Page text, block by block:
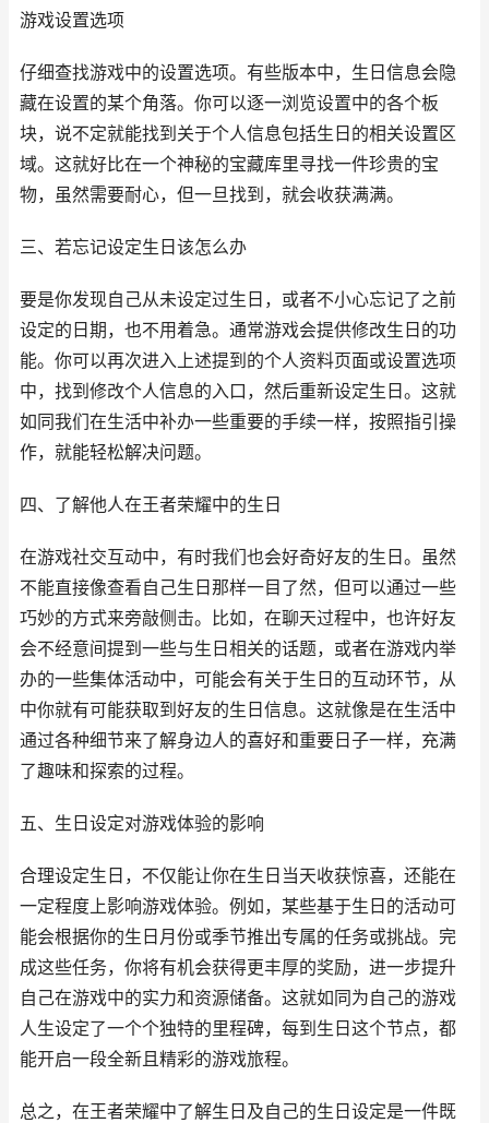
游戏设置选项
仔细查找游戏中的设置选项。有些版本中，生日信息会隐
藏在设置的某个角落。你可以逐一浏览设置中的各个板
块，说不定就能找到关于个人信息包括生日的相关设置区
域。这就好比在一个神秘的宝藏库里寻找一件珍贵的宝
物，虽然需要耐心，但一旦找到，就会收获满满。
三、若忘记设定生日该怎么办
要是你发现自己从未设定过生日，或者不小心忘记了之前
设定的日期，也不用着急。通常游戏会提供修改生日的功
能。你可以再次进入上述提到的个人资料页面或设置选项
中，找到修改个人信息的入口，然后重新设定生日。这就
如同我们在生活中补办一些重要的手续一样，按照指引操
作，就能轻松解决问题。
四、了解他人在王者荣耀中的生日
在游戏社交互动中，有时我们也会好奇好友的生日。虽然
不能直接像查看自己生日那样一目了然，但可以通过一些
巧妙的方式来旁敲侧击。比如，在聊天过程中，也许好友
会不经意间提到一些与生日相关的话题，或者在游戏内举
办的一些集体活动中，可能会有关于生日的互动环节，从
中你就有可能获取到好友的生日信息。这就像是在生活中
通过各种细节来了解身边人的喜好和重要日子一样，充满
了趣味和探索的过程。
五、生日设定对游戏体验的影响
合理设定生日，不仅能让你在生日当天收获惊喜，还能在
一定程度上影响游戏体验。例如，某些基于生日的活动可
能会根据你的生日月份或季节推出专属的任务或挑战。完
成这些任务，你将有机会获得更丰厚的奖励，进一步提升
自己在游戏中的实力和资源储备。这就如同为自己的游戏
人生设定了一个个独特的里程碑，每到生日这个节点，都
能开启一段全新且精彩的游戏旅程。
总之，在王者荣耀中了解生日及自己的生日设定是一件既